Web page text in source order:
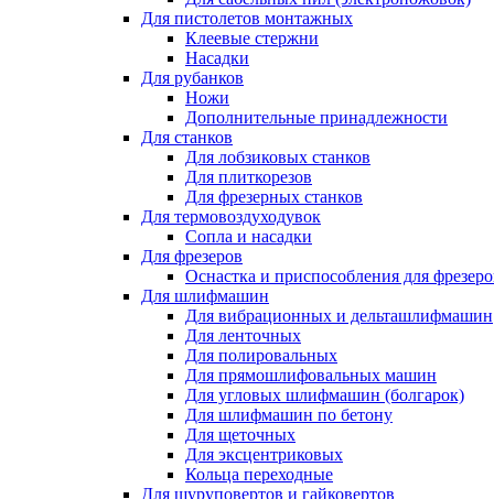
Для пистолетов монтажных
Клеевые стержни
Насадки
Для рубанков
Ножи
Дополнительные принадлежности
Для станков
Для лобзиковых станков
Для плиткорезов
Для фрезерных станков
Для термовоздуходувок
Сопла и насадки
Для фрезеров
Оснастка и приспособления для
Для шлифмашин
Для вибрационных и дельташлифмашин
Для ленточных
Для полировальных
Для прямошлифовальных машин
Для угловых шлифмашин (болгарок)
Для шлифмашин по бетону
Для щеточных
Для эксцентриковых
Кольца переходные
Для шуруповертов и гайковертов